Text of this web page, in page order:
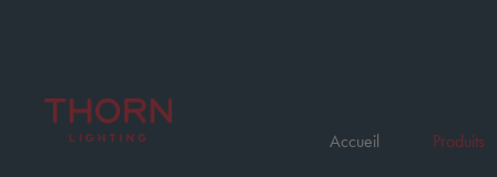
Accueil Produits